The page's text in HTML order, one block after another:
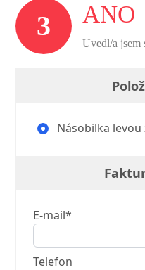
3 ANO
Uvedl/a jsem
Násobilka levou
E-mail*
Telefon